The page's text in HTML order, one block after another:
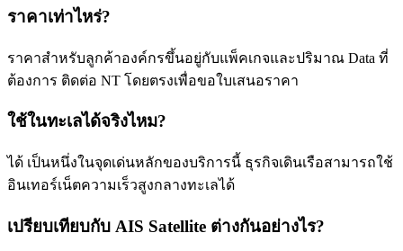
ราคาเท่าไหร่?
ราคาสำหรับลูกค้าองค์กรขึ้นอยู่กับแพ็คเกจและปริมาณ Data ที่
ต้องการ ติดต่อ NT โดยตรงเพื่อขอใบเสนอราคา
ใช้ในทะเลได้จริงไหม?
ได้ เป็นหนึ่งในจุดเด่นหลักของบริการนี้ ธุรกิจเดินเรือสามารถใช้
อินเทอร์เน็ตความเร็วสูงกลางทะเลได้
เปรียบเทียบกับ AIS Satellite ต่างกันอย่างไร?